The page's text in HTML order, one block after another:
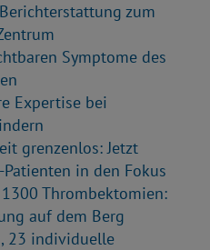
zum
Symptome des
Expertise bei
grenzenlos: Jetzt
in den Fokus
Thrombektomien:
auf dem Berg
23 individuelle